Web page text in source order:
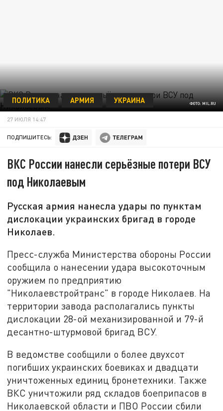
ФОТО: MIL.RU
ПОЛИТИКА АРМИЯ УКРАИНА
27 ИЮЛЯ 14:47
ПОДПИШИТЕСЬ:
ВКС России нанесли серьёзные потери ВСУ
под Николаевым
Русская армия нанесла удары по пунктам
дислокации украинских бригад в городе
Николаев.
Пресс-служба Министерства обороны России
сообщила о нанесении удара высокоточным
оружием по предприятию
"Николаевстройтранс" в городе Николаев. На
территории завода располагались пункты
дислокации 28-ой механизированной и 79-й
десантно-штурмовой бригад ВСУ.
В ведомстве сообщили о более двухсот
погибших украинских боевиках и двадцати
уничтоженных единиц бронетехники. Также
ВКС уничтожили ряд складов боеприпасов в
Николаевской области и ПВО России сбили